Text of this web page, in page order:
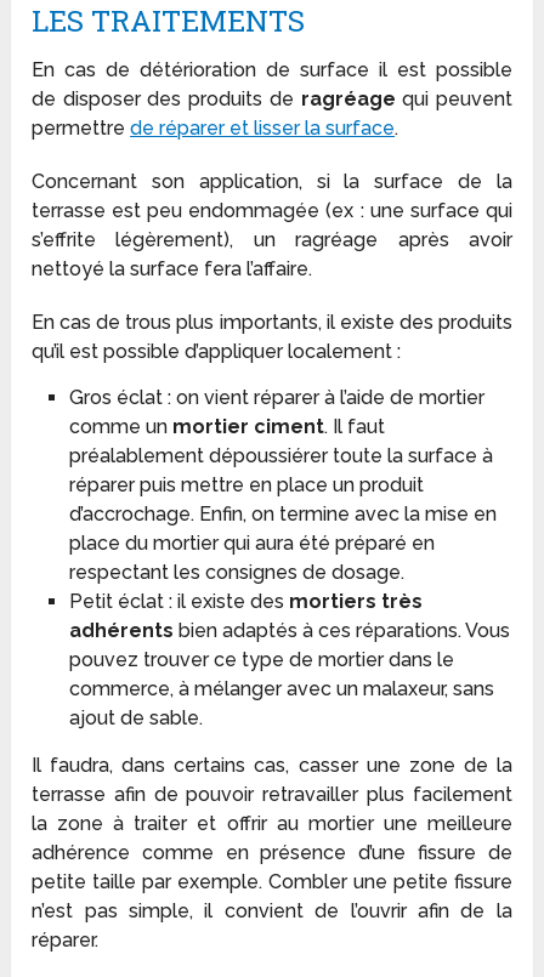
LES TRAITEMENTS
En cas de détérioration de surface il est possible
de disposer des produits de ragréagequi peuvent
permettrede réparer et lisser la surface.
Concernant son application, si la surface de la
terrasse est peu endommagée (ex : une surface qui
s’effrite légèrement), un ragréage après avoir
nettoyé la surface fera l’affaire.
En cas de trous plus importants, il existe des produits
qu’il est possible d’appliquer localement :
Gros éclat : on vient réparer à l’aide de mortier
comme un mortier ciment. Il faut
préalablement dépoussiérer toute la surface à
réparer puis mettre en place un produit
d’accrochage. Enfin, on termine avec la mise en
place du mortier qui aura été préparé en
respectant les consignes de dosage.
Petit éclat : il existe des mortiers très
adhérents bien adaptés à ces réparations. Vous
pouvez trouver ce type de mortier dans le
commerce, à mélanger avec un malaxeur, sans
ajout de sable.
Il faudra, dans certains cas, casser une zone de la
terrasse afin de pouvoir retravailler plus facilement
la zone à traiter et offrir au mortier une meilleure
adhérence comme en présence d’une fissure de
petite taille par exemple. Combler une petite fissure
n’est pas simple, il convient de l’ouvrir afin de la
réparer.